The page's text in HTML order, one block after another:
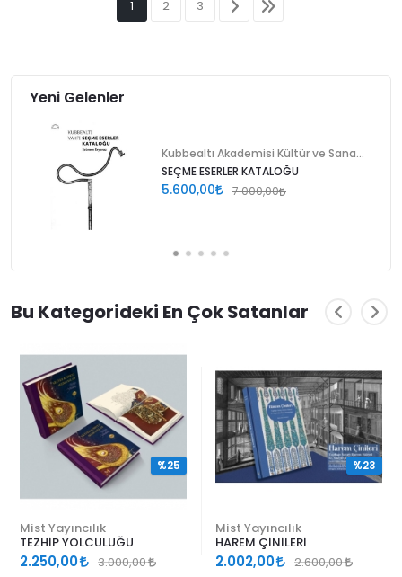
1 2 3
Yeni Gelenler
SEÇME ESERLER KATALOĞU
5.600,00 7.000,00
Bu Kategorideki En Çok Satanlar
Mist Yayıncılık
TEZHİP YOLCULUĞU
2.250,00 3.000,00
%25
Mist Yayıncılık
HAREM ÇİNİLERİ
2.002,00 2.600,00
%23